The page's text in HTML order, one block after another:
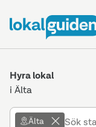
Hyra lokal
i Älta
Älta